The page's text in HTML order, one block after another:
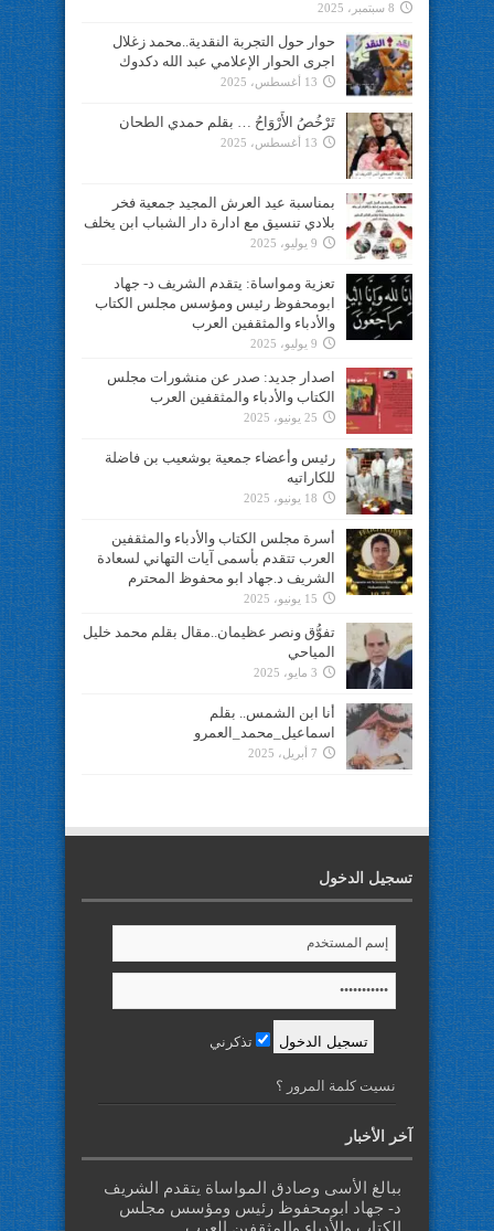
8 سبتمبر، 2025
حوار حول التجربة النقدية..محمد زغلال
اجرى الحوار الإعلامي عبد الله دكدوك
13 أغسطس، 2025
تَرْخُصُ الأَرْوَاحُ … بقلم حمدي الطحان
13 أغسطس، 2025
بمناسبة عيد العرش المجيد جمعية فخر
بلادي تنسيق مع ادارة دار الشباب ابن يخلف
9 يوليو، 2025
تعزية ومواساة: يتقدم الشريف د- جهاد
ابومحفوظ رئيس ومؤسس مجلس الكتاب
والأدباء والمثقفين العرب
9 يوليو، 2025
اصدار جديد: صدر عن منشورات مجلس
الكتاب والأدباء والمثقفين العرب
25 يونيو، 2025
رئيس وأعضاء جمعية بوشعيب بن فاضلة
للكاراتيه
18 يونيو، 2025
أسرة مجلس الكتاب والأدباء والمثقفين
العرب تتقدم بأسمى آيات التهاني لسعادة
الشريف د.جهاد ابو محفوظ المحترم
15 يونيو، 2025
تفوُّق ونصر عظيمان..مقال بقلم محمد خليل
المياحي
3 مايو، 2025
أنا ابن الشمس.. بقلم
اسماعيل_محمد_العمرو
7 أبريل، 2025
تسجيل الدخول
تذكرني
نسيت كلمة المرور ؟
آخر الأخبار
ببالغ الأسى وصادق المواساة يتقدم الشريف
د- جهاد ابومحفوظ رئيس ومؤسس مجلس